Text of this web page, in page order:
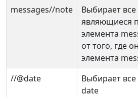
messages//note
Выбирает
являющиеся
элемента
от того, где
элемента
//@date
Выбирает
date